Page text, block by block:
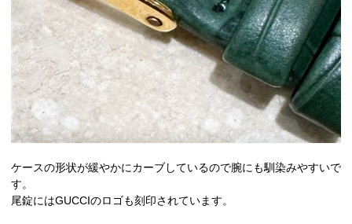
ケースの形状が緩やかにカーブしているので腕にも馴染みやすいで
す。
尾錠にはGUCCIのロゴも刻印されています。